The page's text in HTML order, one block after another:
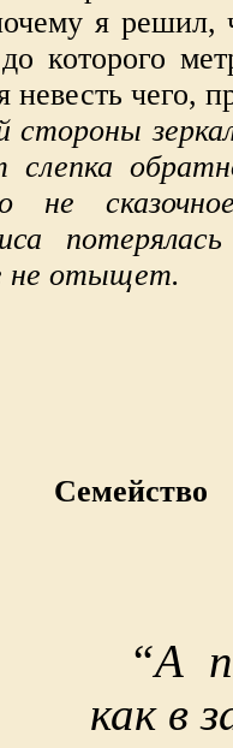
я решил,
которого
чего,
стороны
не
не отыщет.
Семейство
“А
как в